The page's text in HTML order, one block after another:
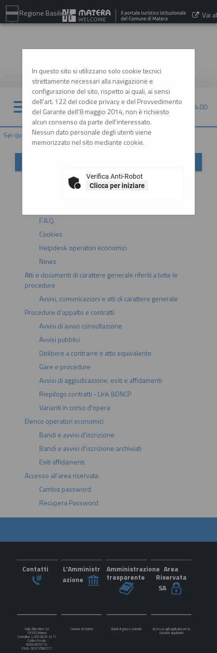
Regione Basilicata Vai al
10/08/2026 04:00
Sei qui: Home»Mappa del sito
In questo sito si utilizzano solo cookie tecnici
strettamente necessari alla navigazione e
configurazione del sito, rispetto ai quali, ai sensi
dell'art. 122 del codice privacy e del Provvedimento
del Garante dell'8 maggio 2014, non è richiesto
alcun consenso da parte dell'interessato.
Nessun dato personale degli utenti viene
memorizzato nel sito mediante cookie.
Verifica Anti-Robot
Clicca per iniziare
F.A.Q.
Cookies
Helpdesk operatori economici
News
Atti e documenti di carattere generale riferiti a tutte le
procedure
Avvisi, comunicazioni e atti di carattere generale
Procedure d'appalto e contratti
Avvisi di avvio consultazione
Avvisi pubblici
Delibere a contrarre o atto equivalente
Gare e procedure
Avvisi di aggiudicazione, esiti e affidamenti
Riepilogo contratti - Link BDNCP
Varianti in corso d'opera
Elenco operatori economici
Bandi e avvisi d'iscrizione
Bandi e avvisi d'iscrizione archiviati
Esiti affidamenti
Accesso all'area riservata
Cambia password
Recupera Password
Contatti
L'Amministr
azione
Amministrazione
trasparente
Area
Riservata
SA
Viale Aldo Moro 32
75100 Matera
Centralino: (+39) 0835 2411
Codice Fiscale:
80002870774
P.IVA: 00313580771
Comune di matera Bandi di gara e contratti Accesso agli applicativi per la
stazione appaltante